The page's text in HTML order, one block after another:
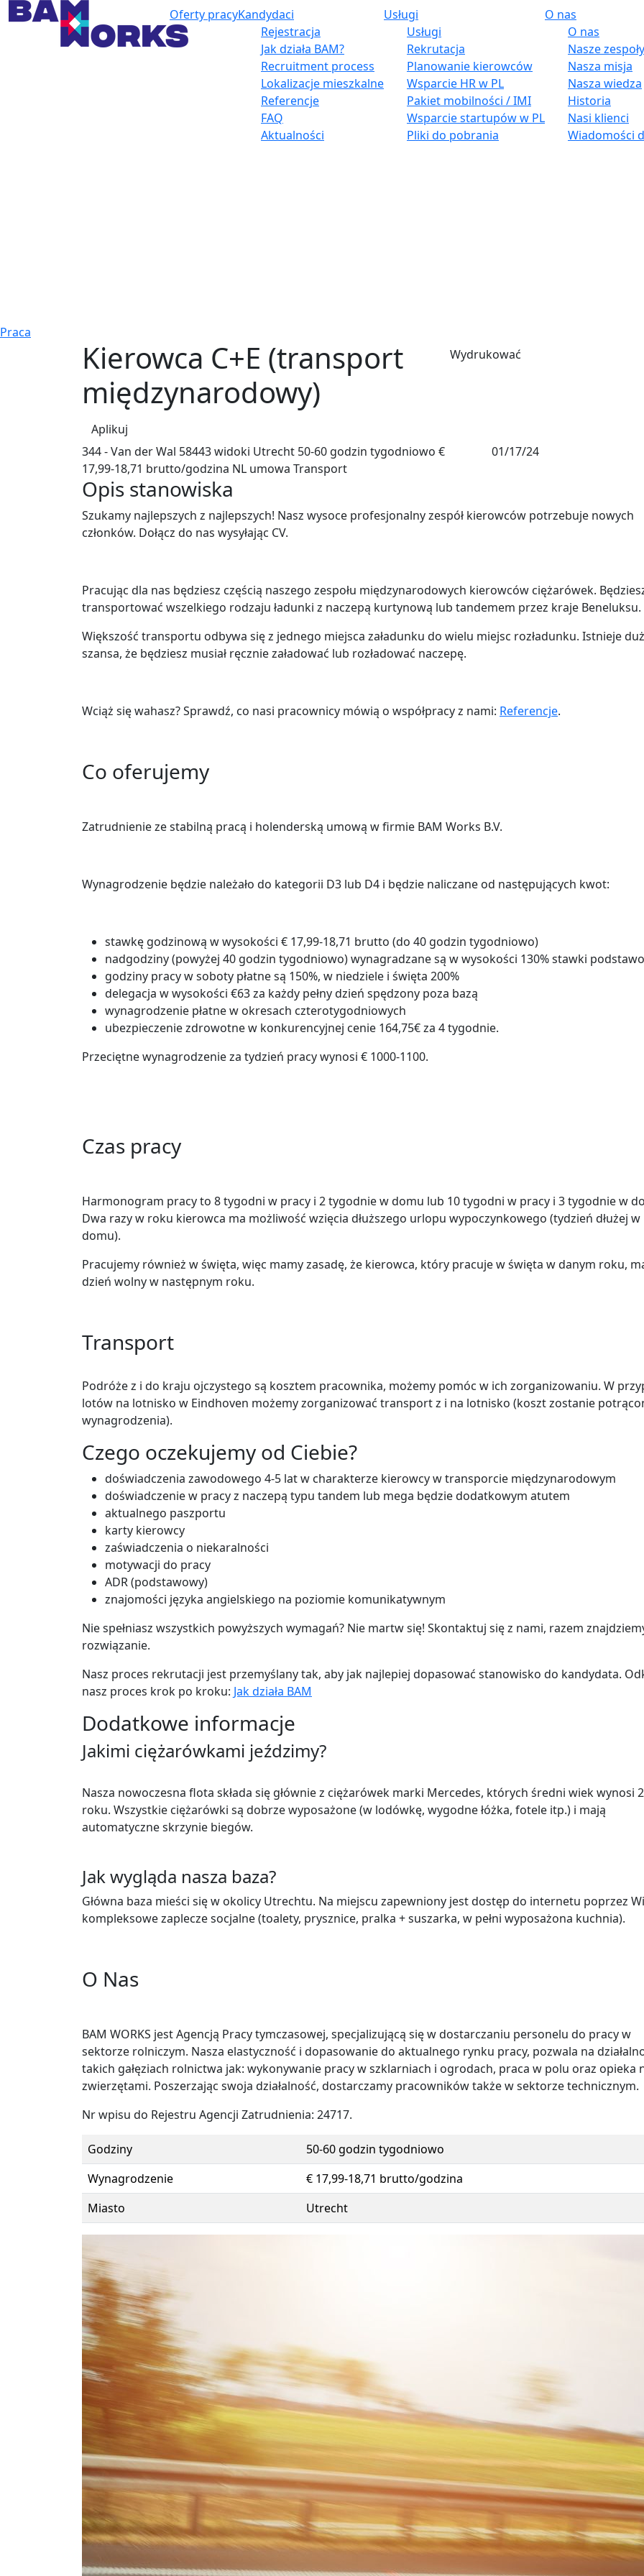
Oferty pracyKandydaci
Rejestracja
Jak działa BAM?
Recruitment process
Lokalizacje mieszkalne
Referencje
FAQ
Aktualności
Usługi
Usługi
Rekrutacja
Planowanie kierowców
Wsparcie HR w PL
Pakiet mobilności / IMI
Wsparcie startupów w PL
Pliki do pobrania
O nas
O nas
Nasze zespoły
Nasza misja
Nasza wiedza
Historia
Nasi klienci
Wiadomości
Praca
Kierowca C+E (transport
międzynarodowy)
Aplikuj
Wydrukować
344 - Van der Wal 58443 widoki Utrecht 50-60 godzin tygodniowo €
17,99-18,71 brutto/godzina NL umowa Transport
01/17/24
Opis stanowiska
Szukamy najlepszych z najlepszych! Nasz wysoce profesjonalny zespół kierowców potrzebuje nowych
członków. Dołącz do nas wysyłając CV.
Pracując dla nas będziesz częścią naszego zespołu międzynarodowych kierowców ciężarówek.
transportować wszelkiego rodzaju ładunki z naczepą kurtynową lub tandemem przez kraje Beneluksu.
Większość transportu odbywa się z jednego miejsca załadunku do wielu miejsc rozładunku. Istnieje
szansa, że będziesz musiał ręcznie załadować lub rozładować naczepę.
Wciąż się wahasz? Sprawdź, co nasi pracownicy mówią o współpracy z nami: Referencje.
Co oferujemy
Zatrudnienie ze stabilną pracą i holenderską umową w firmie BAM Works B.V.
Wynagrodzenie będzie należało do kategorii D3 lub D4 i będzie naliczane od następujących kwot:
stawkę godzinową w wysokości € 17,99-18,71 brutto (do 40 godzin tygodniowo)
nadgodziny (powyżej 40 godzin tygodniowo) wynagradzane są w wysokości 130% stawki
godziny pracy w soboty płatne są 150%, w niedziele i święta 200%
delegacja w wysokości €63 za każdy pełny dzień spędzony poza bazą
wynagrodzenie płatne w okresach czterotygodniowych
ubezpieczenie zdrowotne w konkurencyjnej cenie 164,75€ za 4 tygodnie.
Przeciętne wynagrodzenie za tydzień pracy wynosi € 1000-1100.
Czas pracy
Harmonogram pracy to 8 tygodni w pracy i 2 tygodnie w domu lub 10 tygodni w pracy i 3 tygodnie w
Dwa razy w roku kierowca ma możliwość wzięcia dłuższego urlopu wypoczynkowego (tydzień dłużej w
domu).
Pracujemy również w święta, więc mamy zasadę, że kierowca, który pracuje w święta w danym roku,
dzień wolny w następnym roku.
Transport
Podróże z i do kraju ojczystego są kosztem pracownika, możemy pomóc w ich zorganizowaniu. W
lotów na lotnisko w Eindhoven możemy zorganizować transport z i na lotnisko (koszt zostanie
wynagrodzenia).
Czego oczekujemy od Ciebie?
doświadczenia zawodowego 4-5 lat w charakterze kierowcy w transporcie międzynarodowym
doświadczenie w pracy z naczepą typu tandem lub mega będzie dodatkowym atutem
aktualnego paszportu
karty kierowcy
zaświadczenia o niekaralności
motywacji do pracy
ADR (podstawowy)
znajomości języka angielskiego na poziomie komunikatywnym
Nie spełniasz wszystkich powyższych wymagań? Nie martw się! Skontaktuj się z nami, razem
rozwiązanie.
Nasz proces rekrutacji jest przemyślany tak, aby jak najlepiej dopasować stanowisko do kandydata.
nasz proces krok po kroku: Jak działa BAM
Dodatkowe informacje
Jakimi ciężarówkami jeździmy?
Nasza nowoczesna flota składa się głównie z ciężarówek marki Mercedes, których średni wiek wynosi
roku. Wszystkie ciężarówki są dobrze wyposażone (w lodówkę, wygodne łóżka, fotele itp.) i mają
automatyczne skrzynie biegów.
Jak wygląda nasza baza?
Główna baza mieści się w okolicy Utrechtu. Na miejscu zapewniony jest dostęp do internetu poprzez
kompleksowe zaplecze socjalne (toalety, prysznice, pralka + suszarka, w pełni wyposażona kuchnia).
O Nas
BAM WORKS jest Agencją Pracy tymczasowej, specjalizującą się w dostarczaniu personelu do pracy w
sektorze rolniczym. Nasza elastyczność i dopasowanie do aktualnego rynku pracy, pozwala na
takich gałęziach rolnictwa jak: wykonywanie pracy w szklarniach i ogrodach, praca w polu oraz opieka
zwierzętami. Poszerzając swoja działalność, dostarczamy pracowników także w sektorze technicznym.
Nr wpisu do Rejestru Agencji Zatrudnienia: 24717.
Godziny
50-60 godzin tygodniowo
Wynagrodzenie
€ 17,99-18,71 brutto/godzina
Miasto
Utrecht